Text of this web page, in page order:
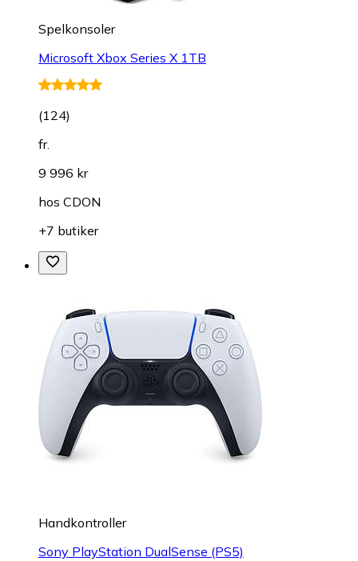
Spelkonsoler
Microsoft Xbox Series X 1TB
(124)
fr.
9 996 kr
hos CDON
+7 butiker
Handkontroller
Sony PlayStation DualSense (PS5)